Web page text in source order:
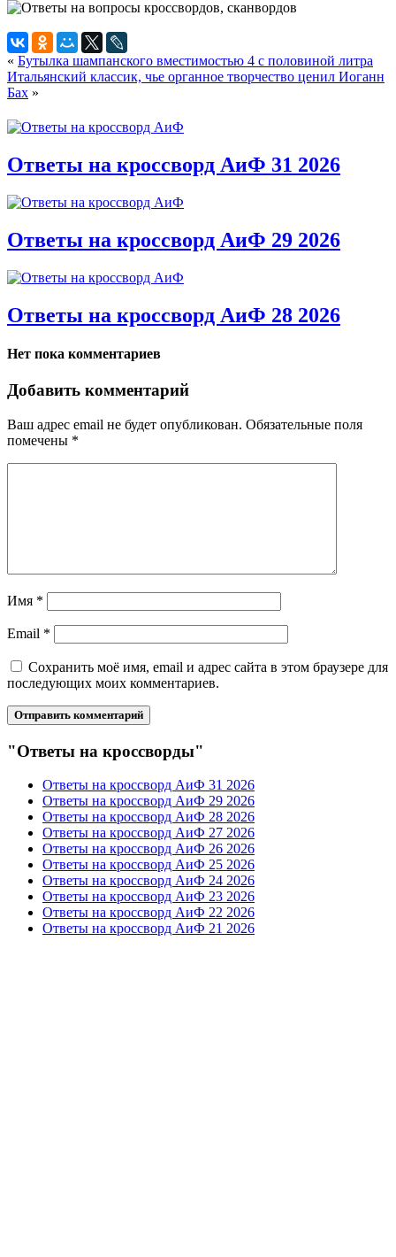
« Бутылка шампанского вместимостью 4 с половиной литра
Итальянский классик, чье органное творчество ценил Иоганн
Бах »
Ответы на кроссворд АиФ 31 2026
Ответы на кроссворд АиФ 29 2026
Ответы на кроссворд АиФ 28 2026
Нет пока комментариев
Добавить комментарий
Ваш адрес email не будет опубликован. Обязательные поля
помечены *
Имя *
Email *
Сохранить моё имя, email и адрес сайта в этом браузере для
последующих моих комментариев.
"Ответы на кроссворды"
Ответы на кроссворд АиФ 31 2026
Ответы на кроссворд АиФ 29 2026
Ответы на кроссворд АиФ 28 2026
Ответы на кроссворд АиФ 27 2026
Ответы на кроссворд АиФ 26 2026
Ответы на кроссворд АиФ 25 2026
Ответы на кроссворд АиФ 24 2026
Ответы на кроссворд АиФ 23 2026
Ответы на кроссворд АиФ 22 2026
Ответы на кроссворд АиФ 21 2026